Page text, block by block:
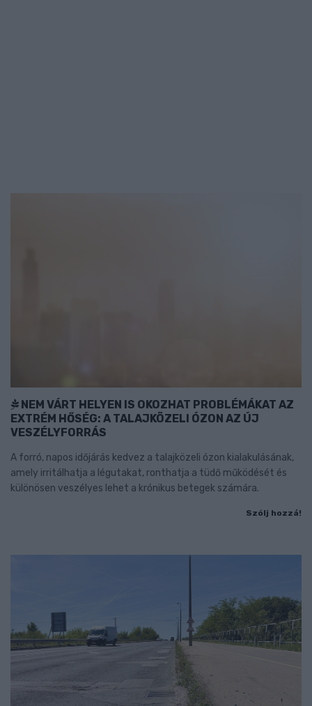
NEM VÁRT HELYEN IS OKOZHAT PROBLÉMÁKAT AZ
EXTRÉM HŐSÉG: A TALAJKÖZELI ÓZON AZ ÚJ
VESZÉLYFORRÁS
A forró, napos időjárás kedvez a talajközeli ózon kialakulásának,
amely irritálhatja a légutakat, ronthatja a tüdő működését és
különösen veszélyes lehet a krónikus betegek számára.
Szólj hozzá!